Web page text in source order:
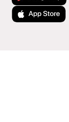
Laden im App